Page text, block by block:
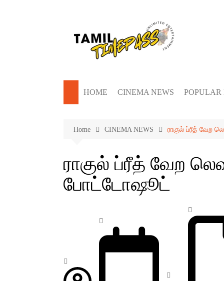
HOME CINEMA NEWS POPULAR
Home CINEMA NEWS ராகுல் ப்ரீத் வேற
ராகுல் ப்ரீத் வேற
போட்டோஷூட்